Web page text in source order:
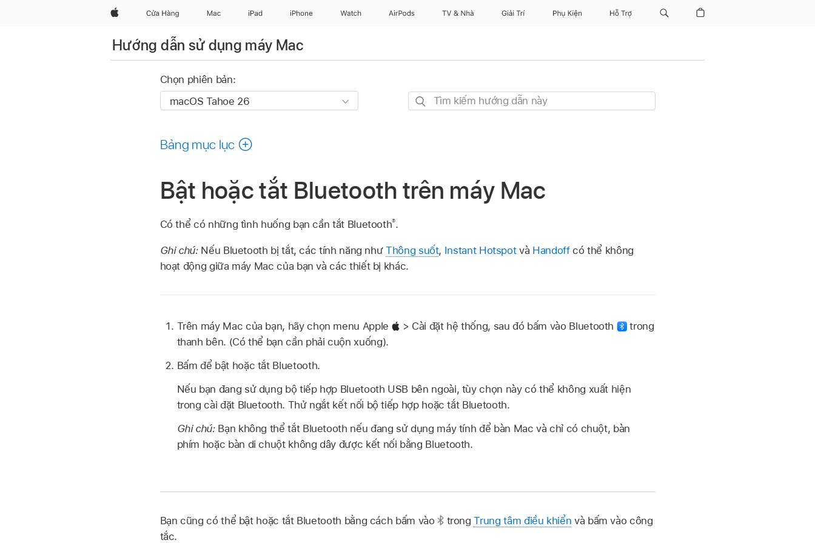
Apple Cửa Hàng Mac iPad iPhone Watch AirPods TV & Nhà Giải Trí Phụ Kiện Hỗ Trợ
Hướng dẫn sử dụng máy Mac
Chọn phiên bản:
Tìm
Bảng mục lục
Bật hoặc tắt Bluetooth trên máy Mac
Có thể có những tình huống bạn cần tắt Bluetooth®.
Ghi chú: Nếu Bluetooth bị tắt, các tính năng nhưThông suốt, Instant Hotspotvà Handoffcó thể không
hoạt động giữa máy Mac của bạn và các thiết bị khác.
Trên máy Mac của bạn, hãy chọn menu Apple > Cài đặt hệ thống, sau đó bấm vào Bluetooth
trong
thanh bên. (Có thể bạn cần phải cuộn xuống).
Bấm để bật hoặc tắt Bluetooth.
Nếu bạn đang sử dụng bộ tiếp hợp Bluetooth USB bên ngoài, tùy chọn này có thể không xuất hiện
trong cài đặt Bluetooth. Thử ngắt kết nối bộ tiếp hợp hoặc tắt Bluetooth.
Ghi chú: Bạn không thể tắt Bluetooth nếu đang sử dụng máy tính để bàn Mac và chỉ có chuột, bàn
phím hoặc bàn di chuột không dây được kết nối bằng Bluetooth.
Bạn cũng có thể bật hoặc tắt Bluetooth bằng cách bấm vào trongTrung tâm điều khiển và bấm vào công
tắc.